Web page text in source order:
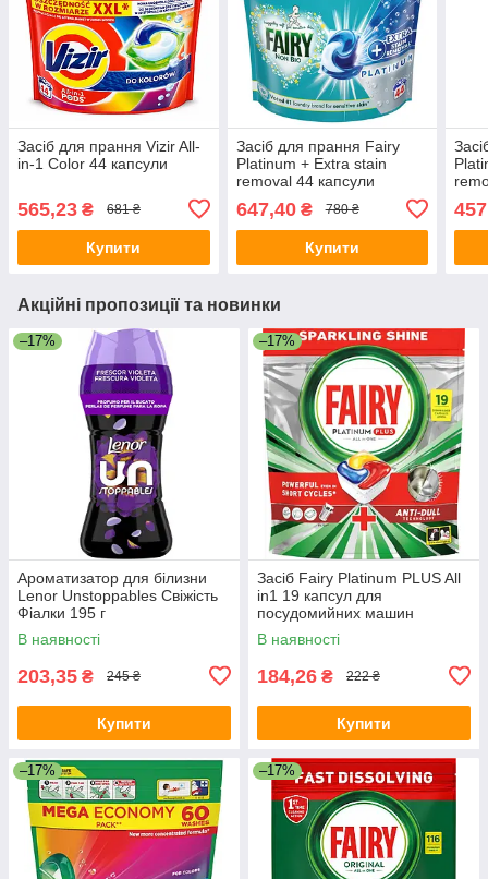
Засіб для прання Vizir All-
in-1 Color 44 капсули
565,23 ₴ 681 ₴
Купити
Засіб для прання Fairy
Platinum + Extra stain
removal 44 капсули
647,40₴ 780 ₴
Купити
Акційні пропозиції та новинки
–17%
Ароматизатор для білизни
Lenor Unstoppables Свіжість
Фіалки 195 г
В наявності
203,35 ₴ 245 ₴
Купити
–17%
Засіб Fairy Platinum PLUS All
in1 19 капсул для
посудомийних машин
В наявності
184,26 ₴ 222 ₴
Купити
–17% –17%